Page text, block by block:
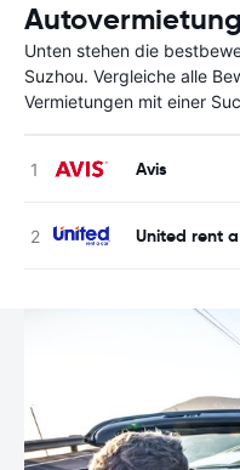
Unten stehen die
Suzhou. Vergleiche alle
Vermietungen mit einer
Avis
United rent